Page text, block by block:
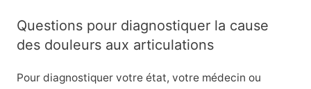
Questions pour diagnostiquer la cause
des douleurs aux articulations
Pour diagnostiquer votre état, votre médecin ou